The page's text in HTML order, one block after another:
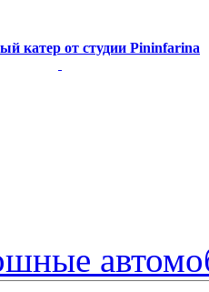
катер от студии Pininfarina